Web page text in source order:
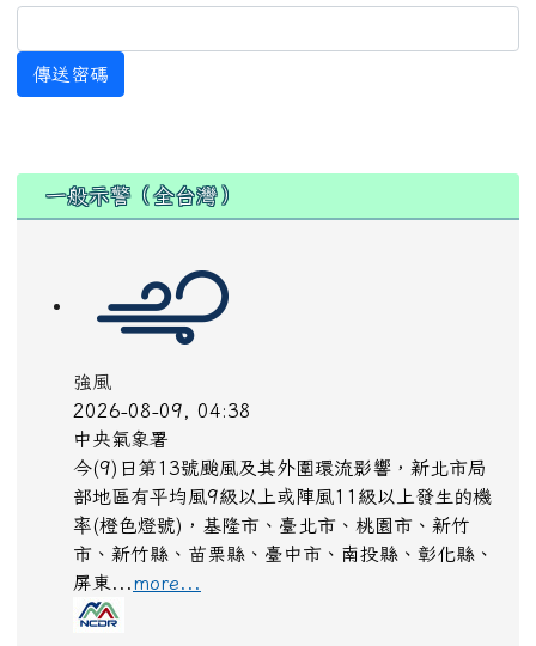
傳送密碼
一般示警（全台灣）
強風
2026-08-09, 04:38
中央氣象署
今(9)日第13號颱風及其外圍環流影響，新北市局
部地區有平均風9級以上或陣風11級以上發生的機
率(橙色燈號)，基隆市、臺北市、桃園市、新竹
市、新竹縣、苗栗縣、臺中市、南投縣、彰化縣、
屏東... more...